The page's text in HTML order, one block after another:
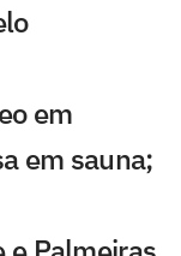
em
em sauna;